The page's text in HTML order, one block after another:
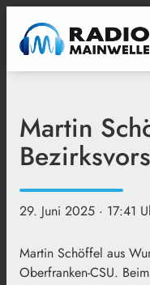
Martin
29. Juni 2025 · 17:41
Martin Schöffel aus
Oberfranken-CSU.